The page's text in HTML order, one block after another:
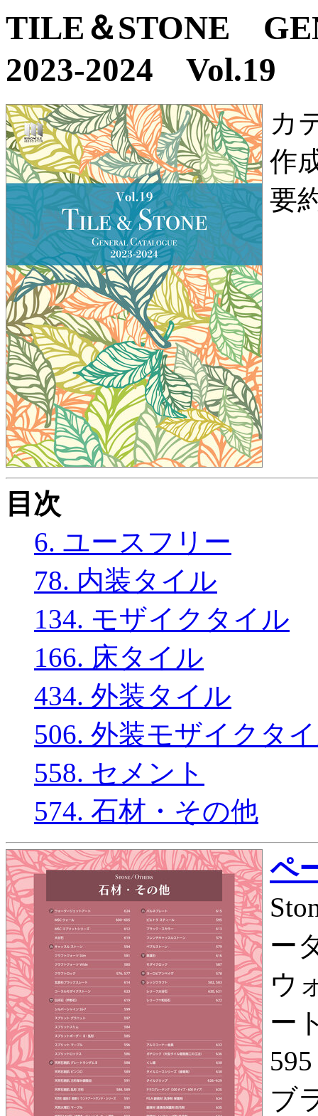
TILE＆STONE
2023-2024 Vol.19
カ
作
要
目次
6. ユースフリー
78. 内装タイル
134. モザイクタイル
166. 床タイル
434. 外装タイル
506. 外装モザイクタ
558. セメント
574. 石材・その他
ペ
ー
ウ
ー
ブ